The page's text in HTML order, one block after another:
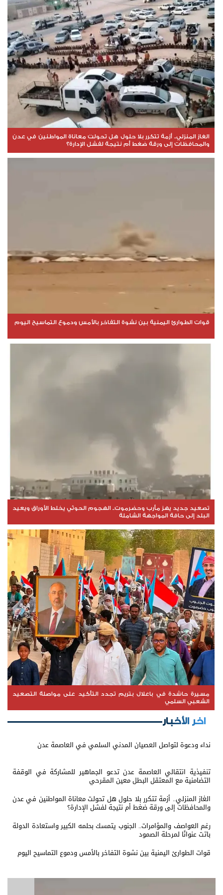
الغاز المنزلي.. أزمة تتكرر بلا حلول هل تحولت معاناة المواطنين في عدن
والمحافظات إلى ورقة ضغط أم نتيجة لفشل الإدارة؟
قوات الطوارئ اليمنية بين نشوة التفاخر بالأمس ودموع التماسيح اليوم
تصعيد جديد يهز مأرب وحضرموت.. الهجوم الحوثي يخلط الأوراق ويعيد
البلد إلى حافة المواجهة الشاملة
مسيرة حاشدة في باعلال بتريم تجدد التأكيد على مواصلة التصعيد
الشعبي السلمي
اخر الأخبار
نداء ودعوة لتواصل العصيان المدني السلمي في العاصمة عدن
تنفيذية انتقالي العاصمة عدن تدعو الجماهير للمشاركة في الوقفة
التضامنية مع المعتقل البطل معين المقرحي
الغاز المنزلي.. أزمة تتكرر بلا حلول هل تحولت معاناة المواطنين في عدن
والمحافظات إلى ورقة ضغط أم نتيجة لفشل الإدارة؟
رغم العواصف والمؤامرات.. الجنوب يتمسك بحلمه الكبير واستعادة الدولة
باتت عنوانًا لمرحلة الصمود
قوات الطوارئ اليمنية بين نشوة التفاخر بالأمس ودموع التماسيح اليوم